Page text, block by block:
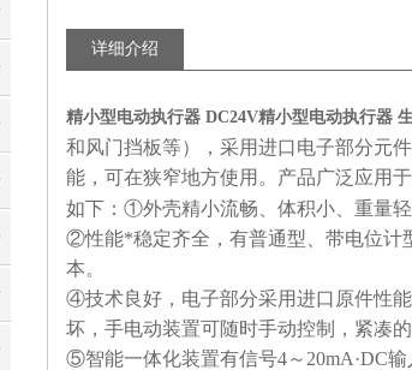
详细介绍
精小型电动执行器 DC24V精小型电动执行器
和风门挡板等），采用进口电子部分元
能，可在狭窄地方使用。产品广泛应用
如下：①外壳精小流畅、体积小、重量
②性能*稳定齐全，有普通型、带电位计
本。
④技术良好，电子部分采用进口原件性
坏，手电动装置可随时手动控制，紧凑
⑤智能一体化装置有信号4～20mA·DC